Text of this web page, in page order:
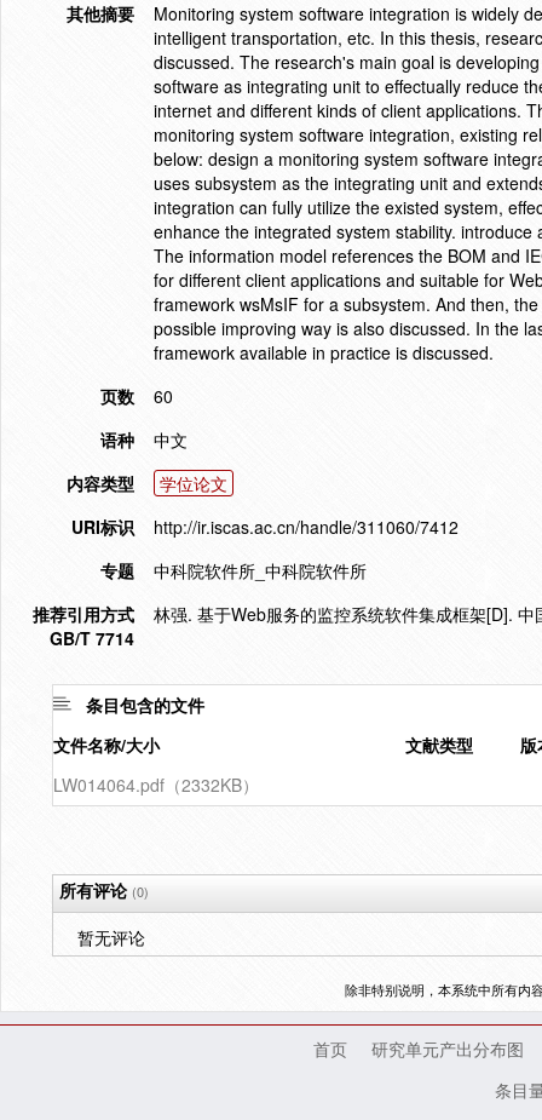
其他摘要
Monitoring system software integration is widely
intelligent transportation, etc. In this thesis,
discussed. The research's main goal is
software as integrating unit to effectually reduce
internet and different kinds of client applications.
monitoring system software integration, existing
below: design a monitoring system software
uses subsystem as the integrating unit and
integration can fully utilize the existed system,
enhance the integrated system stability.
The information model references the BOM and
for different client applications and suitable for
framework wsMsIF for a subsystem. And then,
possible improving way is also discussed. In the
framework available in practice is discussed.
页数
60
语种
中文
内容类型
学位论文
URI标识
http://ir.iscas.ac.cn/handle/311060/7412
专题
中科院软件所_中科院软件所
推荐引用方式
GB/T 7714
林强. 基于Web服务的监控系统软件集成框架[D].
条目包含的文件
文件名称/大小
文献类型
版
LW014064.pdf（2332KB）
所有评论(0)
暂无评论
除非特别说明，本系统中所有内
首页
研究单元产出分布图
条目